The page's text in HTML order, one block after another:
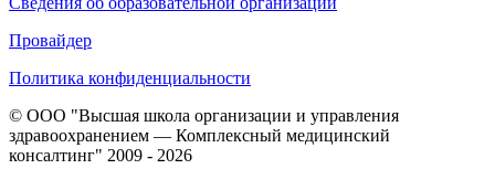
Провайдер
Политика конфиденциальности
© ООО "Высшая школа организации и управления
здравоохранением — Комплексный медицинский
консалтинг" 2009 - 2026